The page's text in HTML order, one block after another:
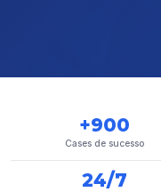
+900
Cases de sucesso
24/7